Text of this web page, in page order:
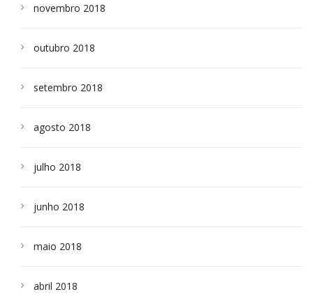
novembro 2018
outubro 2018
setembro 2018
agosto 2018
julho 2018
junho 2018
maio 2018
abril 2018